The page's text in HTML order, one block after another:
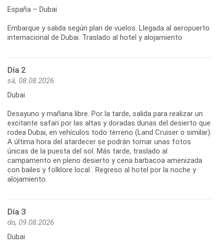
España – Dubai
Embarque y salida según plan de vuelos. Llegada al aeropuerto
internacional de Dubai. Traslado al hotel y alojamiento
Día 2
sá, 08.08.2026
Dubai
Desayuno y mañana libre. Por la tarde, salida para realizar un
excitante safari por las altas y doradas dunas del desierto que
rodea Dubai, en vehículos todo terreno (Land Cruiser o similar).
A última hora del atardecer se podrán tomar unas fotos
únicas de la puesta del sol. Más tarde, traslado al
campamento en pleno desierto y cena barbacoa amenizada
con bailes y folklore local . Regreso al hotel por la noche y
alojamiento.
Día 3
do, 09.08.2026
Dubai